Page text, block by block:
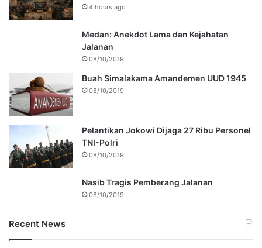
4 hours ago
Medan: Anekdot Lama dan Kejahatan
Jalanan
08/10/2019
Buah Simalakama Amandemen UUD 1945
08/10/2019
Pelantikan Jokowi Dijaga 27 Ribu Personel
TNI-Polri
08/10/2019
Nasib Tragis Pemberang Jalanan
08/10/2019
Recent News